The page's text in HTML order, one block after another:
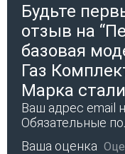
Будьте
отзыв на
базовая
Газ
Марка
Ваш адрес email
Обязательные
Ваша оценка